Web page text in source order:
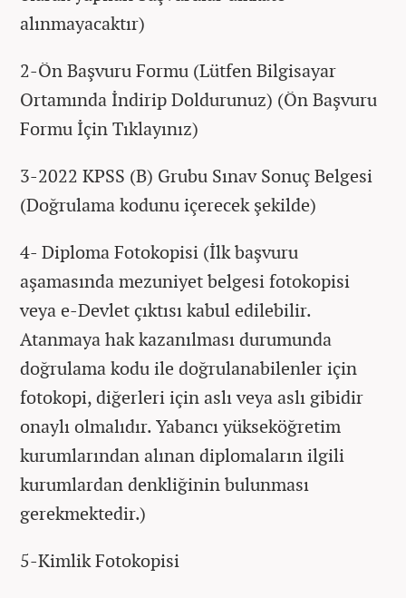
alınmayacaktır)
2-Ön Başvuru Formu (Lütfen Bilgisayar
Ortamında İndirip Doldurunuz) (Ön Başvuru
Formu İçin Tıklayınız)
3-2022 KPSS (B) Grubu Sınav Sonuç Belgesi
(Doğrulama kodunu içerecek şekilde)
4- Diploma Fotokopisi (İlk başvuru
aşamasında mezuniyet belgesi fotokopisi
veya e-Devlet çıktısı kabul edilebilir.
Atanmaya hak kazanılması durumunda
doğrulama kodu ile doğrulanabilenler için
fotokopi, diğerleri için aslı veya aslı gibidir
onaylı olmalıdır. Yabancı yükseköğretim
kurumlarından alınan diplomaların ilgili
kurumlardan denkliğinin bulunması
gerekmektedir.)
5-Kimlik Fotokopisi